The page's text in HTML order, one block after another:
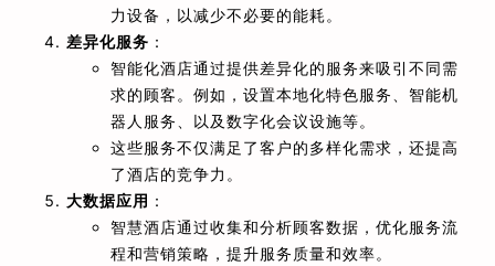
力设备，以减少不必要的能耗。
差异化服务 ：
智能化酒店通过提供差异化的服务来吸引不同需
求的顾客。例如，设置本地化特色服务、智能机
器人服务、以及数字化会议设施等。
这些服务不仅满足了客户的多样化需求，还提高
了酒店的竞争力。
大数据应用 ：
智慧酒店通过收集和分析顾客数据，优化服务流
程和营销策略，提升服务质量和效率。